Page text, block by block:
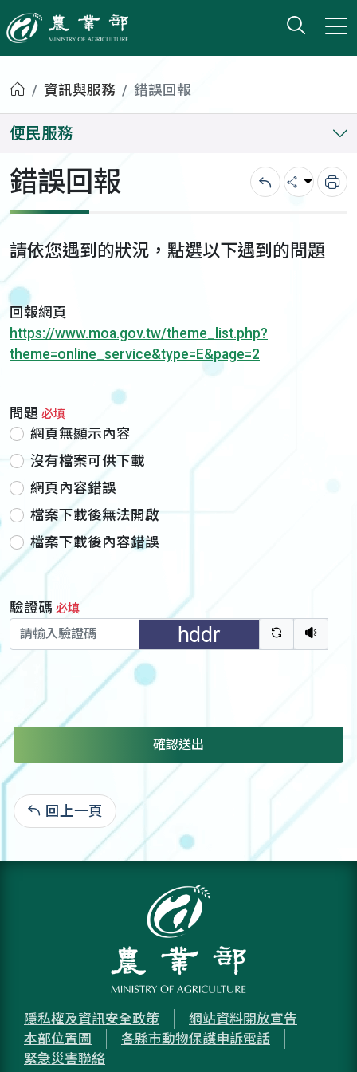
農業部
打開
小版
首頁資訊與服務 錯誤回報
便民服務
錯誤回報 回上一頁
分享 列
請依您遇到的狀況，點選以下遇到的問題
回報網頁
https://www.moa.gov.tw/theme_list.php?
theme=online_service&type=E&page=2
問題 必填
網頁無顯示內容
沒有檔案可供下載
網頁內容錯誤
檔案下載後無法開啟
檔案下載後內容錯誤
驗證碼 必填
驗證碼重新
聽語
確認送出
回上一頁
隱私權及資訊安全政策
網站資料開放宣告
本部位置圖
各縣市動物保護申訴電話
緊急災害聯絡